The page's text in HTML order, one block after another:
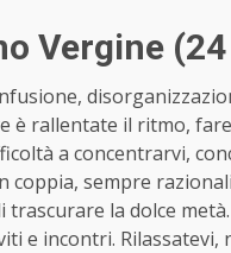
Vergine
è rallentate il ritmo,
a concentrarvi,
coppia, sempre
trascurare la dolce
e incontri. Rilassatevi,